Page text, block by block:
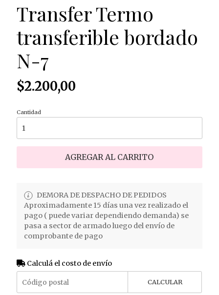
Transfer Termo
transferible bordado
N-7
$2.200,00
Cantidad
AGREGAR AL CARRITO
DEMORA DE DESPACHO DE PEDIDOS
Aproximadamente 15 días una vez realizado el
pago ( puede variar dependiendo demanda) se
pasa a sector de armado luego del envío de
comprobante de pago
Calculá el costo de envío
CALCULAR